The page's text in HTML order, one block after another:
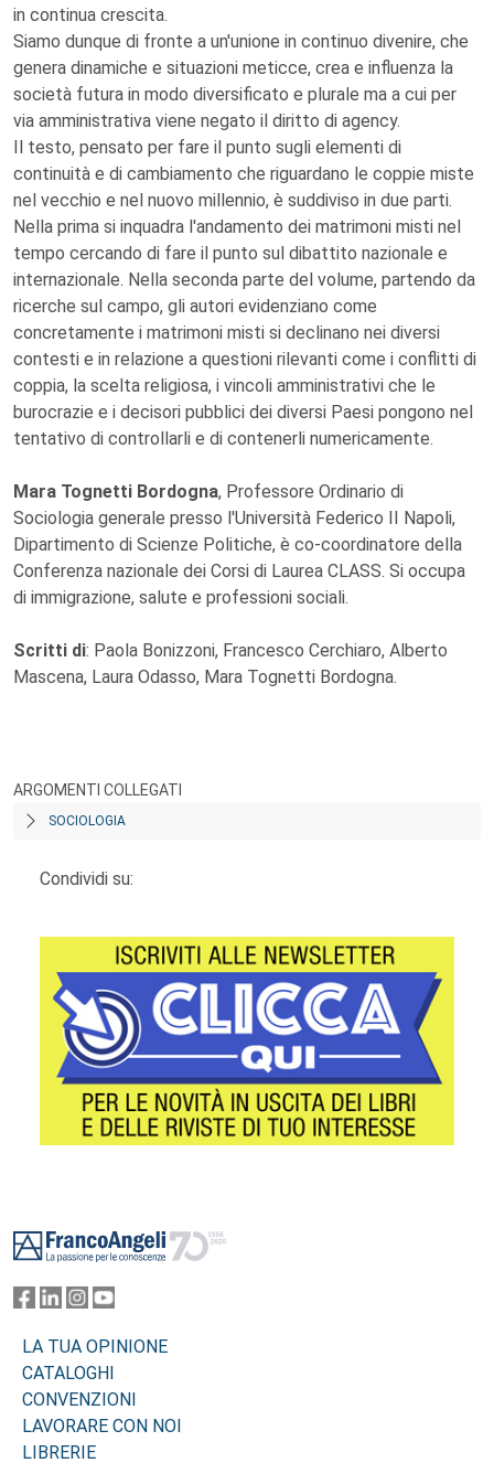
in continua crescita.
Siamo dunque di fronte a un'unione in continuo divenire, che
genera dinamiche e situazioni meticce, crea e influenza la
società futura in modo diversificato e plurale ma a cui per
via amministrativa viene negato il diritto di agency.
Il testo, pensato per fare il punto sugli elementi di
continuità e di cambiamento che riguardano le coppie miste
nel vecchio e nel nuovo millennio, è suddiviso in due parti.
Nella prima si inquadra l'andamento dei matrimoni misti nel
tempo cercando di fare il punto sul dibattito nazionale e
internazionale. Nella seconda parte del volume, partendo da
ricerche sul campo, gli autori evidenziano come
concretamente i matrimoni misti si declinano nei diversi
contesti e in relazione a questioni rilevanti come i conflitti di
coppia, la scelta religiosa, i vincoli amministrativi che le
burocrazie e i decisori pubblici dei diversi Paesi pongono nel
tentativo di controllarli e di contenerli numericamente.
Mara Tognetti Bordogna, Professore Ordinario di
Sociologia generale presso l'Università Federico II Napoli,
Dipartimento di Scienze Politiche, è co-coordinatore della
Conferenza nazionale dei Corsi di Laurea CLASS. Si occupa
di immigrazione, salute e professioni sociali.
Scritti di: Paola Bonizzoni, Francesco Cerchiaro, Alberto
Mascena, Laura Odasso, Mara Tognetti Bordogna.
ARGOMENTI COLLEGATI
SOCIOLOGIA
Condividi su:
LA TUA OPINIONE
CATALOGHI
CONVENZIONI
LAVORARE CON NOI
LIBRERIE